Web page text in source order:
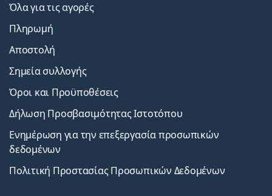
Όλα για τις αγορές
Πληρωμή
Αποστολή
Σημεία συλλογής
Όροι και Προϋποθέσεις
Δήλωση Προσβασιμότητας Ιστοτόπου
Ενημέρωση για την επεξεργασία προσωπικών
δεδομένων
Πολιτική Προστασίας Προσωπικών Δεδομένων